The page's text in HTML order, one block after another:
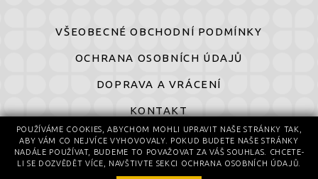
VŠEOBECNÉ OBCHODNÍ PODMÍNKY
OCHRANA OSOBNÍCH ÚDAJŮ
DOPRAVA A VRÁCENÍ
KONTAKT
© 2016-2026 All Rights Reserved
© design by Daniela Komatović
POUŽÍVÁME COOKIES, ABYCHOM MOHLI UPRAVIT NAŠE STRÁNKY TAK,
ABY VÁM CO NEJVÍCE VYHOVOVALY. POKUD BUDETE NAŠE STRÁNKY
NADÁLE POUŽÍVAT, BUDEME TO POVAŽOVAT ZA VÁŠ SOUHLAS. CHCETE-
LI SE DOZVĚDĚT VÍCE, NAVŠTIVTE SEKCI OCHRANA OSOBNÍCH ÚDAJŮ.